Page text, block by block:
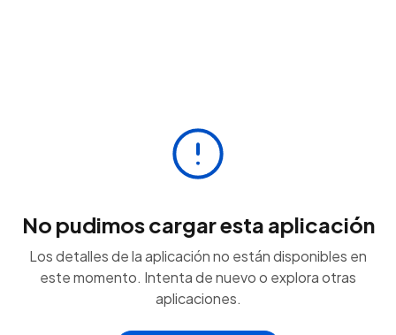
No pudimos cargar esta aplicación
Los detalles de la aplicación no están disponibles en
este momento. Intenta de nuevo o explora otras
aplicaciones.